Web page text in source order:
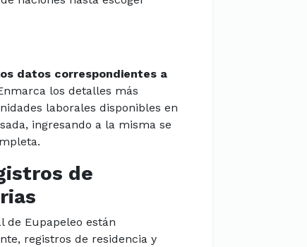
datos correspondientes a
los detalles más
laborales disponibles en
ingresando a la misma se
de
de Eupapeleo están
registros de residencia y